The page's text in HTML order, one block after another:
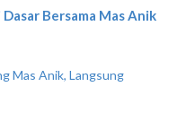
Bersama Mas Anik